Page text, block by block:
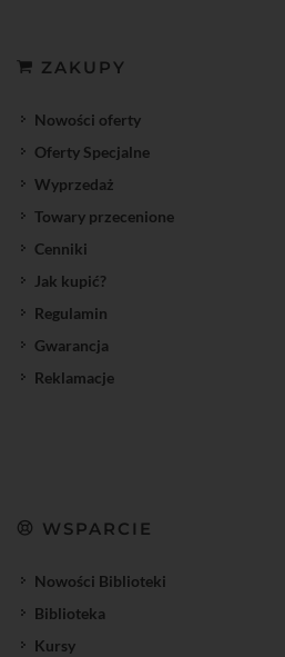
ZAKUPY
Nowości oferty
Oferty Specjalne
Wyprzedaż
Towary przecenione
Cenniki
Jak kupić?
Regulamin
Gwarancja
Reklamacje
WSPARCIE
Nowości Biblioteki
Biblioteka
Kursy